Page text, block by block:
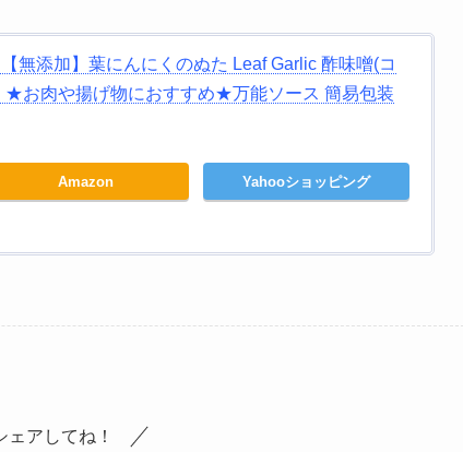
無添加】葉にんにくのぬた Leaf Garlic 酢味噌(コ
★お肉や揚げ物におすすめ★万能ソース 簡易包装
Amazon Yahooショッピング
ェアしてね！